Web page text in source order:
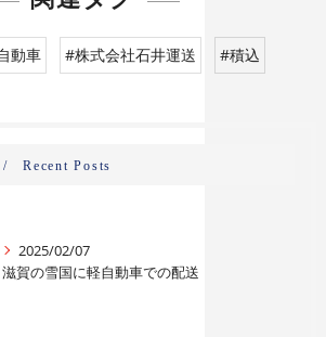
動車 #株式会社石井運送 #積込
Recent Posts
2025/02/07
滋賀の雪国に軽自動車での配送